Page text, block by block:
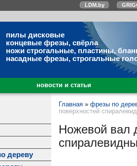
LDM.by
пилы дисковые
концевые фрезы, свёрла
ножи строгальные, пластины,
насадные фрезы, строгальные
новости и статьи
дереву
Главная » фрезы по
поверхностей
Ножевой вал